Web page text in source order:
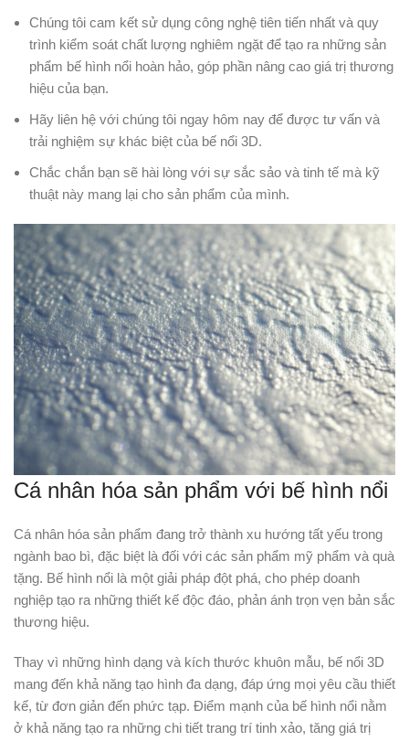
Chúng tôi cam kết sử dụng công nghệ tiên tiến nhất và quy
trình kiểm soát chất lượng nghiêm ngặt để tạo ra những sản
phẩm bế hình nổi hoàn hảo, góp phần nâng cao giá trị thương
hiệu của bạn.
Hãy liên hệ với chúng tôi ngay hôm nay để được tư vấn và
trải nghiệm sự khác biệt của bế nổi 3D.
Chắc chắn bạn sẽ hài lòng với sự sắc sảo và tinh tế mà kỹ
thuật này mang lại cho sản phẩm của mình.
Cá nhân hóa sản phẩm với bế hình nổi
Cá nhân hóa sản phẩm đang trở thành xu hướng tất yếu trong
ngành bao bì, đặc biệt là đối với các sản phẩm mỹ phẩm và quà
tặng. Bế hình nổi là một giải pháp đột phá, cho phép doanh
nghiệp tạo ra những thiết kế độc đáo, phản ánh trọn vẹn bản sắc
thương hiệu.
Thay vì những hình dạng và kích thước khuôn mẫu, bế nổi 3D
mang đến khả năng tạo hình đa dạng, đáp ứng mọi yêu cầu thiết
kế, từ đơn giản đến phức tạp. Điểm mạnh của bế hình nổi nằm
ở khả năng tạo ra những chi tiết trang trí tinh xảo, tăng giá trị